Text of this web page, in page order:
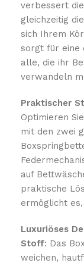
verbessert
gleichzeitig
sich Ihrem
sorgt für eine
alle, die ihr
verwandeln
Praktischer
Optimieren
mit den zwei
auf
praktische
ermöglicht
Luxuriöses
Stoff: Das
weichen,